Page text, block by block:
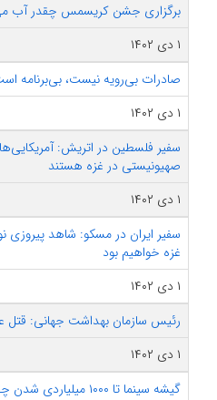
برگزاری جشن کریسمس چقدر آب
۱ دی ۱۴۰۲
صادرات بی‌رویه نیست، بی‌برنامه
۱ دی ۱۴۰۲
سفیر فلسطین در اتریش:
صهیونیستی در غزه هستند
۱ دی ۱۴۰۲
سفیر ایران در مسکو: شاهد
غزه خواهیم بود
۱ دی ۱۴۰۲
رئیس سازمان بهداشت جهانی: قتل
۱ دی ۱۴۰۲
گیشه سینما تا ۱۰۰۰ میلیاردی شدن چقدر فاصله دارد؟